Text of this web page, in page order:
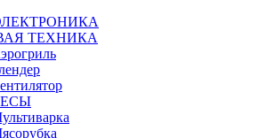
ТЕХНИКА